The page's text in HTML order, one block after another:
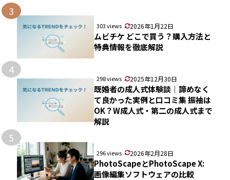
3
303 views 2026年1月22日
ムビチケ どこで買う？購入方法と
特典情報を徹底解説
4
298 views 2025年12月30日
既婚者の成人式体験談｜諦めなく
て良かった実例と口コミ集 振袖は
OK？W成人式・第二の成人式まで
解説
5
296 views 2026年2月28日
PhotoScapeとPhotoScape X:
画像編集ソフトウェアの比較